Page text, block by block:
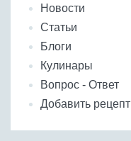
Новости
Статьи
Блоги
Кулинары
Вопрос - Ответ
Добавить рецепт